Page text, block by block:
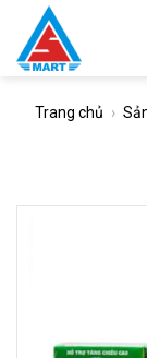
content
Trang chủ ›